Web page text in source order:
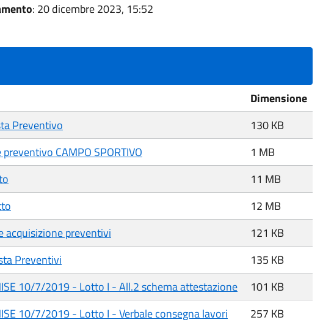
: 20 dicembre 2023, 15:52
Dimensione
Preventivo
130 KB
CAMPO SPORTIVO
1 MB
11 MB
12 MB
acquisizione preventivi
121 KB
Preventivi
135 KB
10/7/2019 - Lotto I - All.2 schema attestazione
101 KB
10/7/2019 - Lotto I - Verbale consegna lavori
257 KB